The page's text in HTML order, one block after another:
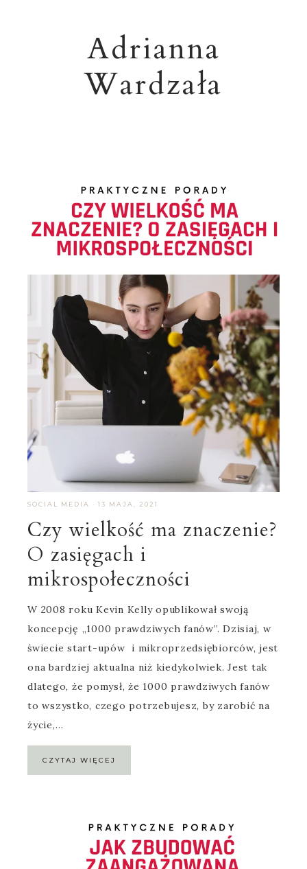
Adrianna
Wardzała
SOCIAL MEDIA · 13 MAJA, 2021
Czy wielkość ma znaczenie?
O zasięgach i
mikrospołeczności
W 2008 roku Kevin Kelly opublikował swoją
koncepcję „1000 prawdziwych fanów”. Dzisiaj, w
świecie start-upów i mikroprzedsiębiorców, jest
ona bardziej aktualna niż kiedykolwiek. Jest tak
dlatego, że pomysł, że 1000 prawdziwych fanów
to wszystko, czego potrzebujesz, by zarobić na
życie,…
CZYTAJ WIĘCEJ